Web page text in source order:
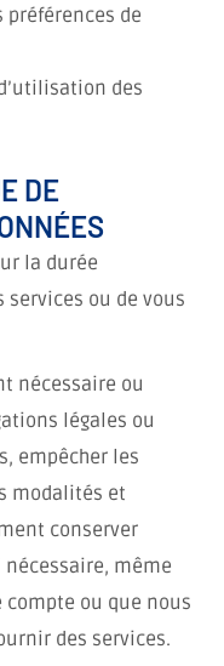
de
des
DE
la durée
ou de vous
nécessaire ou
légales ou
empêcher les
modalités et
conserver
même
compte ou que nous
des services.